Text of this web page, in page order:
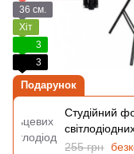
36 см.
Хіт
3
3
Подарунок
Студійний
255 грн